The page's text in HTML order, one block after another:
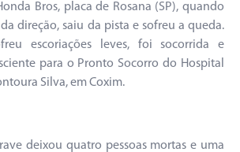
Bros, placa de Rosana (SP), quando
direção, saiu da pista e sofreu a queda.
escoriações leves, foi socorrida e
para o Pronto Socorro do Hospital
Silva, em Coxim.
deixou quatro pessoas mortas e uma